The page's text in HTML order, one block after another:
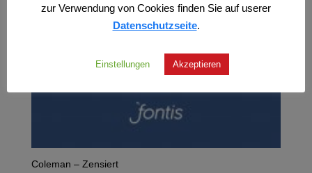
Coleman – Zensiert
zur Verwendung von Cookies finden Sie auf userer
Datenschutzseite.
Einstellungen Akzeptieren